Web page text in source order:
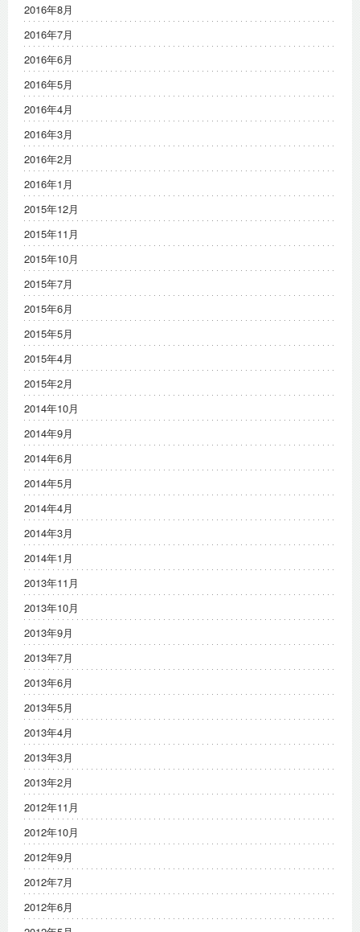
2016年8月
2016年7月
2016年6月
2016年5月
2016年4月
2016年3月
2016年2月
2016年1月
2015年12月
2015年11月
2015年10月
2015年7月
2015年6月
2015年5月
2015年4月
2015年2月
2014年10月
2014年9月
2014年6月
2014年5月
2014年4月
2014年3月
2014年1月
2013年11月
2013年10月
2013年9月
2013年7月
2013年6月
2013年5月
2013年4月
2013年3月
2013年2月
2012年11月
2012年10月
2012年9月
2012年7月
2012年6月